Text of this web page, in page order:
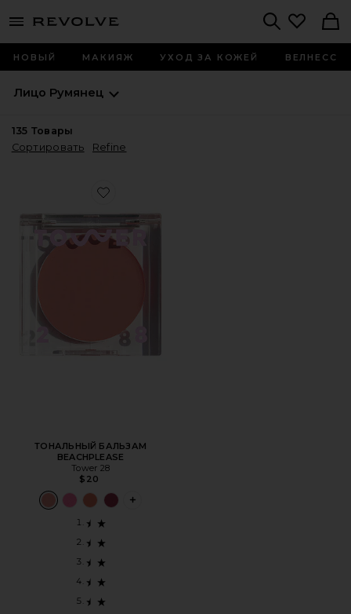
menu - shows more content
НОВЫЙ МАКИЯЖ УХОД ЗА КОЖЕЙ ВЕЛНЕСС
Лицо Румянец
135 Товары
Сортировать
Refine
Favorite ТОНАЛЬНЫЙ БАЛЬЗАМ BEACHPLEASE
ТОНАЛЬНЫЙ БАЛЬЗАМ
BEACHPLEASE
Tower 28
$20
PLUS ICON TO SEE MORE OPTIONS